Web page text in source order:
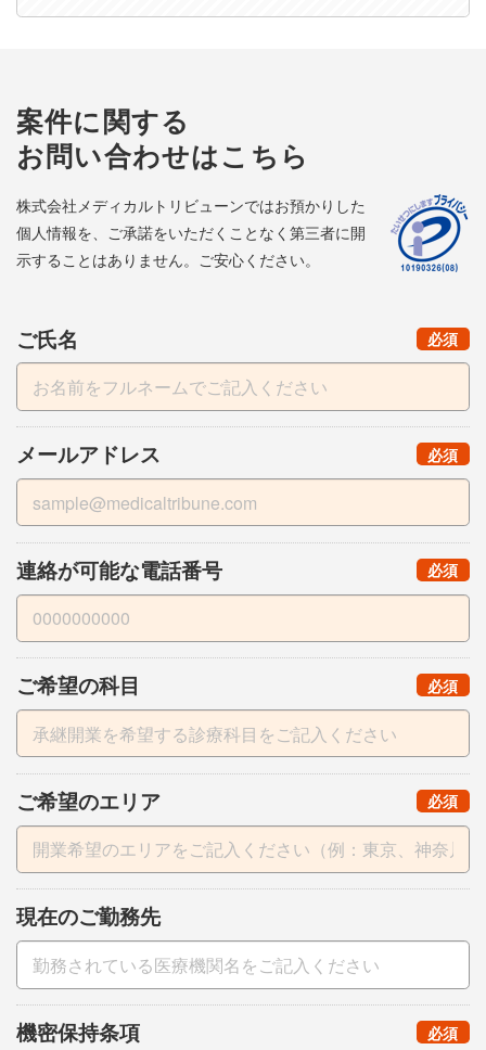
案件に関する
お問い合わせはこちら
株式会社メディカルトリビューンではお預かりした
個人情報を、ご承諾をいただくことなく第三者に開
示することはありません。ご安心ください。
ご氏名 （
必須）
メールアドレス （
必須）
連絡が可能な電話番号 （
必須）
ご希望の科目 （
必須）
ご希望のエリア （
必須）
現在のご勤務先
機密保持条項 （
必須）